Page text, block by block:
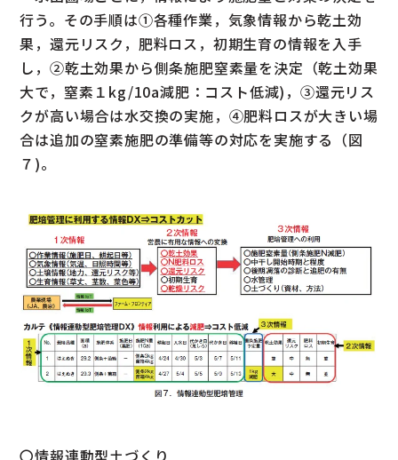
行う。その手順は①各種作業，気象情報から乾土効
果，還元リスク，肥料ロス，初期生育の情報を入手
し，②乾土効果から側条施肥窒素量を決定（乾土効果
大で，窒素１kg/10a減肥：コスト低減)，③還元リス
クが高い場合は水交換の実施，④肥料ロスが大きい場
合は追加の窒素施肥の準備等の対応を実施する（図
７)。
〇情報連動型土づくり